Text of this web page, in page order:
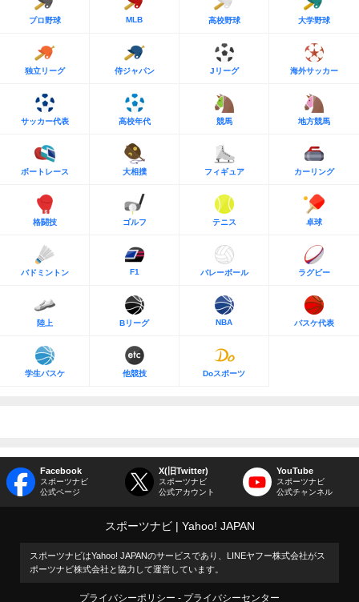
プロ野球 MLB 高校野球 大学野球
独立リーグ 侍ジャパン Jリーグ 海外サッカー
サッカー代表 高校年代 競馬 地方競馬
ボートレース 大相撲 フィギュア カーリング
格闘技 ゴルフ テニス 卓球
バドミントン F1 バレーボール ラグビー
陸上 Bリーグ NBA バスケ代表
学生バスケ 他競技 Doスポーツ
Facebook
スポーツナビ
公式ページ
X(旧Twitter)
スポーツナビ
公式アカウント
YouTube
スポーツナビ
公式チャンネル
スポーツナビ Yahoo! JAPAN
スポーツナビはYahoo! JAPANのサービスであり、LINEヤフー株式会社がス
ポーツナビ株式会社と協力して運営しています。
プライバシーポリシー プライバシーセンター